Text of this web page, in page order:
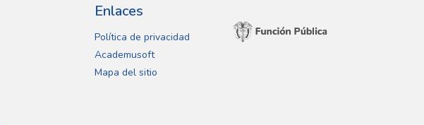
Enlaces
Política de privacidad
Academusoft
Mapa del sitio